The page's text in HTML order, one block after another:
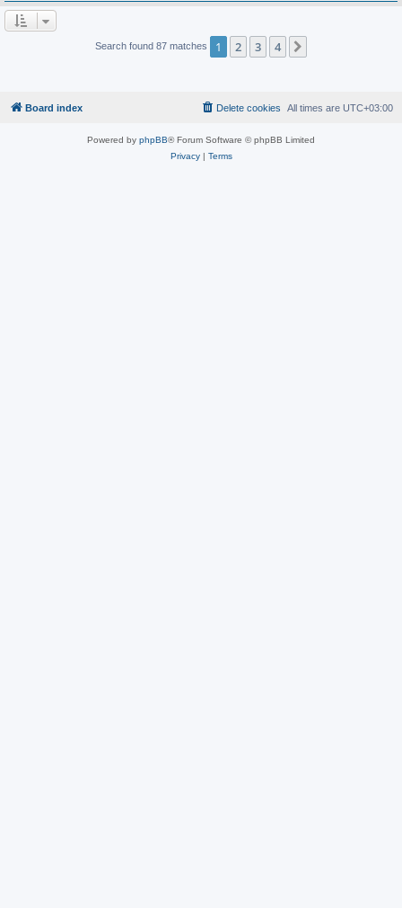
Search found 87 matches 1 2 3 4
Board index All times are UTC+03:00
Delete cookies
Powered by phpBB® Forum Software © phpBB Limited
Privacy| Terms